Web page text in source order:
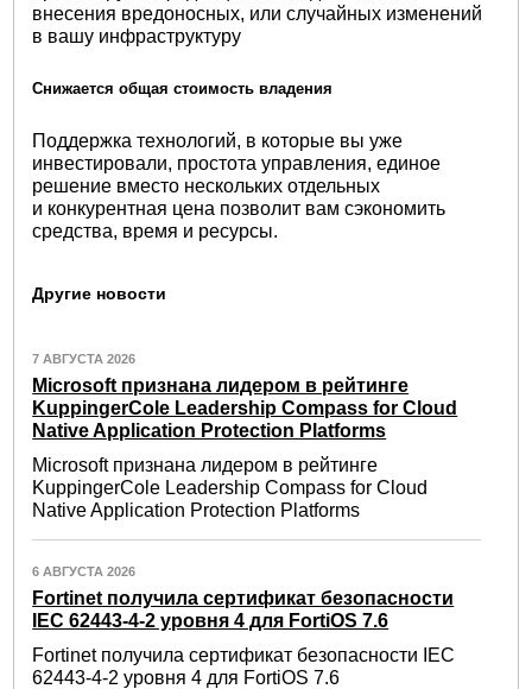
внесения вредоносных, или случайных изменений
в вашу инфраструктуру
Снижается общая стоимость владения
Поддержка технологий, в которые вы уже
инвестировали, простота управления, единое
решение вместо нескольких отдельных
и конкурентная цена позволит вам сэкономить
средства, время и ресурсы.
Другие новости
7 АВГУСТА 2026
Microsoft признана лидером в рейтинге
KuppingerCole Leadership Compass for Cloud
Native Application Protection Platforms
Microsoft признана лидером в рейтинге
KuppingerCole Leadership Compass for Cloud
Native Application Protection Platforms
6 АВГУСТА 2026
Fortinet получила сертификат безопасности
IEC 62443-4-2 уровня 4 для FortiOS 7.6
Fortinet получила сертификат безопасности IEC
62443-4-2 уровня 4 для FortiOS 7.6